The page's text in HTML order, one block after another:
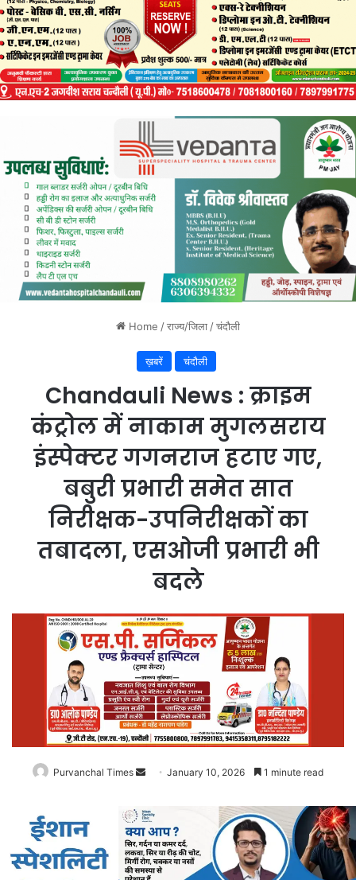
Home /राज्य/जिला/चंदौली
ख़बरें चंदौली
Chandauli News : क्राइम
कंट्रोल में नाकाम मुगलसराय
इंस्पेक्टर गगनराज हटाए गए,
बबुरी प्रभारी समेत सात
निरीक्षक-उपनिरीक्षकों का
तबादला, एसओजी प्रभारी भी
बदले
Purvanchal Times
Send
email
January 10, 2026 1 minute read